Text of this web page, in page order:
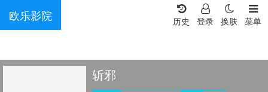
欧乐影院 菜单
换肤
登录
历史
斩邪